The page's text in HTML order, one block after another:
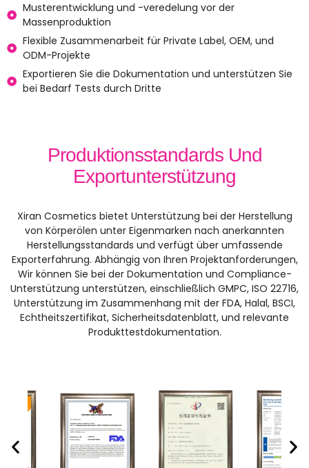
Musterentwicklung und -veredelung vor der
Massenproduktion
Flexible Zusammenarbeit für Private Label, OEM, und
ODM-Projekte
Exportieren Sie die Dokumentation und unterstützen Sie
bei Bedarf Tests durch Dritte
Produktionsstandards Und
Exportunterstützung
Xiran Cosmetics bietet Unterstützung bei der Herstellung
von Körperölen unter Eigenmarken nach anerkannten
Herstellungsstandards und verfügt über umfassende
Exporterfahrung. Abhängig von Ihren Projektanforderungen,
Wir können Sie bei der Dokumentation und Compliance-
Unterstützung unterstützen, einschließlich GMPC, ISO 22716,
Unterstützung im Zusammenhang mit der FDA, Halal, BSCI,
Echtheitszertifikat, Sicherheitsdatenblatt, und relevante
Produkttestdokumentation.